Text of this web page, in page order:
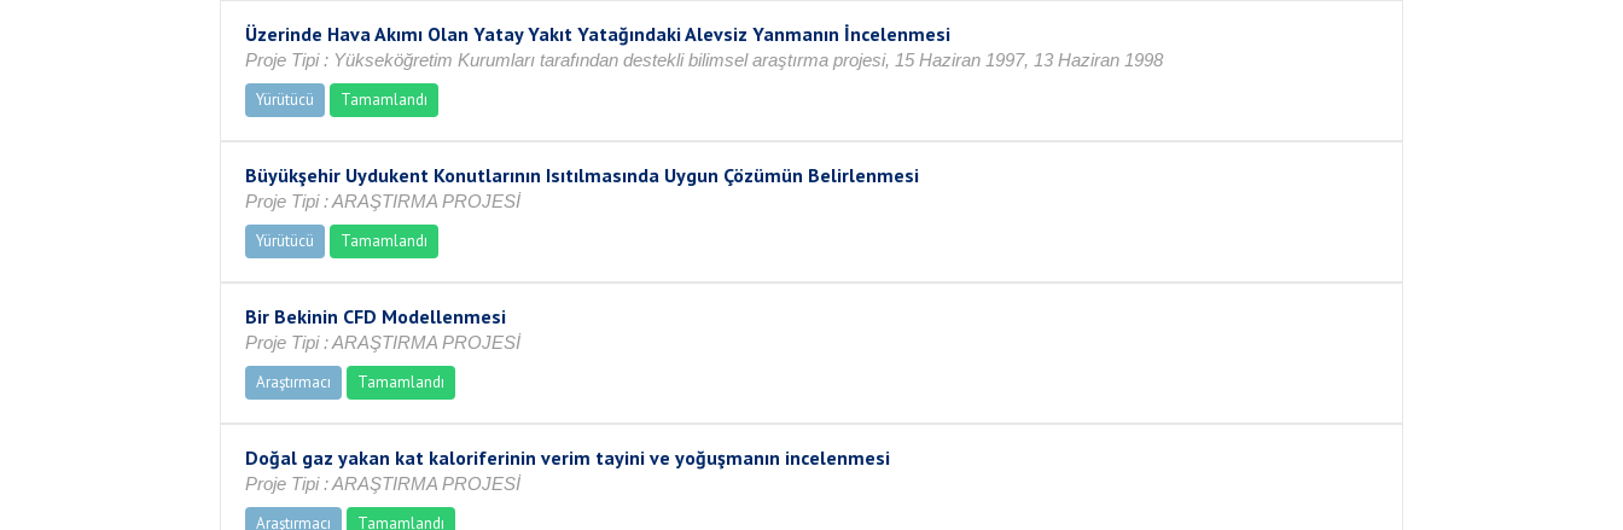
Üzerinde Hava Akımı Olan Yatay Yakıt Yatağındaki Alevsiz Yanmanın İncelenmesi
Proje Tipi : Yükseköğretim Kurumları tarafından destekli bilimsel araştırma projesi, 15 Haziran 1997, 13 Haziran 1998
Yürütücü
Tamamlandı
Büyükşehir Uydukent Konutlarının Isıtılmasında Uygun Çözümün Belirlenmesi
Proje Tipi : ARAŞTIRMA PROJESİ
Yürütücü
Tamamlandı
Bir Bekinin CFD Modellenmesi
Proje Tipi : ARAŞTIRMA PROJESİ
Araştırmacı
Tamamlandı
Doğal gaz yakan kat kaloriferinin verim tayini ve yoğuşmanın incelenmesi
Proje Tipi : ARAŞTIRMA PROJESİ
Araştırmacı
Tamamlandı